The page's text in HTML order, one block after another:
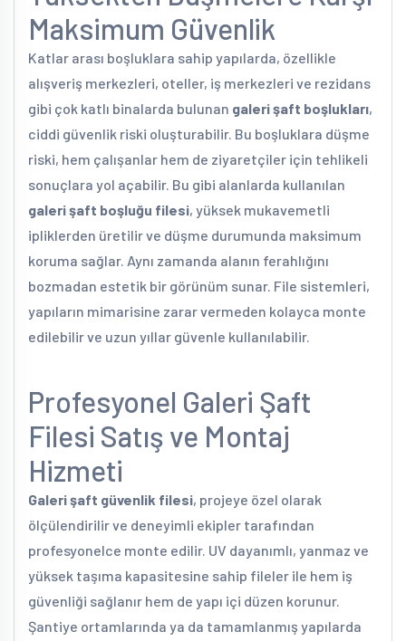
Maksimum Güvenlik
Katlar arası boşluklara sahip yapılarda, özellikle
alışveriş merkezleri, oteller, iş merkezleri ve rezidans
gibi çok katlı binalarda bulunan galeri şaft boşlukları,
ciddi güvenlik riski oluşturabilir. Bu boşluklara düşme
riski, hem çalışanlar hem de ziyaretçiler için tehlikeli
sonuçlara yol açabilir. Bu gibi alanlarda kullanılan
galeri şaft boşluğu filesi, yüksek mukavemetli
ipliklerden üretilir ve düşme durumunda maksimum
koruma sağlar. Aynı zamanda alanın ferahlığını
bozmadan estetik bir görünüm sunar. File sistemleri,
yapıların mimarisine zarar vermeden kolayca monte
edilebilir ve uzun yıllar güvenle kullanılabilir.
Profesyonel Galeri Şaft
Filesi Satış ve Montaj
Hizmeti
Galeri şaft güvenlik filesi, projeye özel olarak
ölçülendirilir ve deneyimli ekipler tarafından
profesyonelce monte edilir. UV dayanımlı, yanmaz ve
yüksek taşıma kapasitesine sahip fileler ile hem iş
güvenliği sağlanır hem de yapı içi düzen korunur.
Şantiye ortamlarında ya da tamamlanmış yapılarda